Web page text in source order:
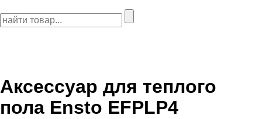
Аксессуар для теплого
пола Ensto EFPLP4